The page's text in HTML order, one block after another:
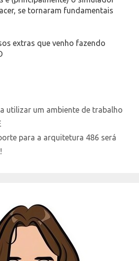
se tornaram fundamentais
extras que venho fazendo
utilizar um ambiente de trabalho
para a arquitetura 486 será